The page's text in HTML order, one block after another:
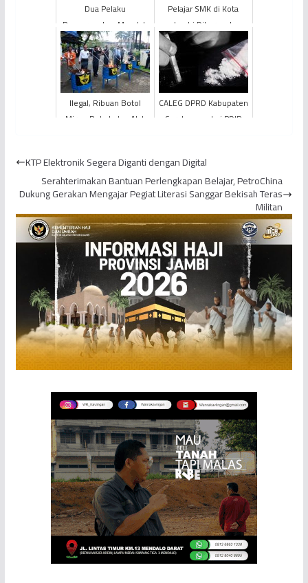
Dua Pelaku
Pengeroyokan Masalah
Asmara di Depan Kantor
Gubernur Jambi
Ditangkap
Pelajar SMK di Kota
Jambi Dikeroyok
Puluhan Anggota Genk
Ilegal, Ribuan Botol
Miras, Rokok dan Alat
CALEG DPRD Kabupaten
Sarolangun dari PDIP
KTP Elektronik Segera Diganti dengan Digital
Serahterimakan Bantuan Perlengkapan Belajar, PetroChina
Dukung Gerakan Mengajar Pegiat Literasi Sanggar Bekisah Teras
Militan